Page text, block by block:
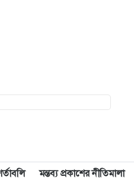
মন্তব্য প্রকাশের নীতিমালা